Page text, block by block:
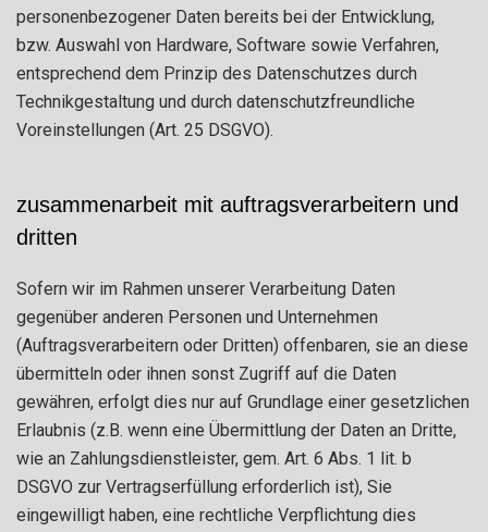
personenbezogener Daten bereits bei der Entwicklung,
bzw. Auswahl von Hardware, Software sowie Verfahren,
entsprechend dem Prinzip des Datenschutzes durch
Technikgestaltung und durch datenschutzfreundliche
Voreinstellungen (Art. 25 DSGVO).
zusammenarbeit mit auftragsverarbeitern und
dritten
Sofern wir im Rahmen unserer Verarbeitung Daten
gegenüber anderen Personen und Unternehmen
(Auftragsverarbeitern oder Dritten) offenbaren, sie an diese
übermitteln oder ihnen sonst Zugriff auf die Daten
gewähren, erfolgt dies nur auf Grundlage einer gesetzlichen
Erlaubnis (z.B. wenn eine Übermittlung der Daten an Dritte,
wie an Zahlungsdienstleister, gem. Art. 6 Abs. 1 lit. b
DSGVO zur Vertragserfüllung erforderlich ist), Sie
eingewilligt haben, eine rechtliche Verpflichtung dies